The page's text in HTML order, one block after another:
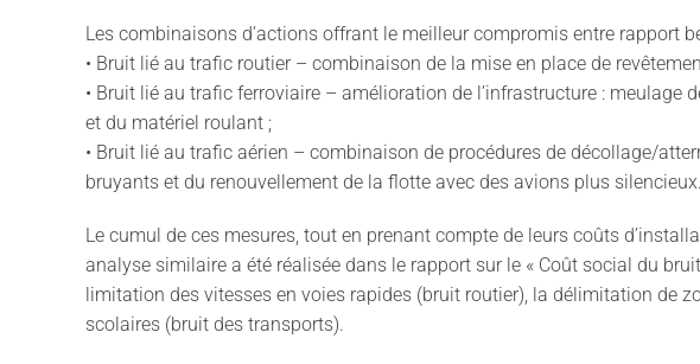
Les combinaisons d’actions offrant le meilleur compromis entre rapport
• Bruit lié au trafic routier – combinaison de la mise en place de
• Bruit lié au trafic ferroviaire – amélioration de l’infrastructure : meulage
et du matériel roulant ;
• Bruit lié au trafic aérien – combinaison de procédures de décollage/
bruyants et du renouvellement de la flotte avec des avions plus silencieux.
Le cumul de ces mesures, tout en prenant compte de leurs coûts
analyse similaire a été réalisée dans le rapport sur le « Coût social du
limitation des vitesses en voies rapides (bruit routier), la délimitation de
scolaires (bruit des transports).